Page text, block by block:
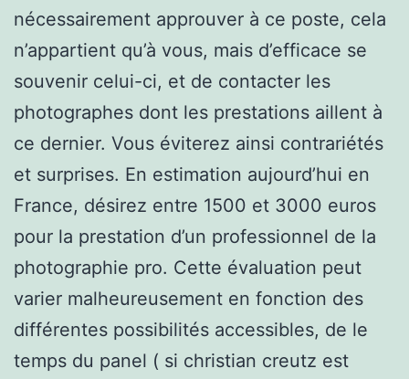
nécessairement approuver à ce poste, cela
n’appartient qu’à vous, mais d’efficace se
souvenir celui-ci, et de contacter les
photographes dont les prestations aillent à
ce dernier. Vous éviterez ainsi contrariétés
et surprises. En estimation aujourd’hui en
France, désirez entre 1500 et 3000 euros
pour la prestation d’un professionnel de la
photographie pro. Cette évaluation peut
varier malheureusement en fonction des
différentes possibilités accessibles, de le
temps du panel ( si christian creutz est